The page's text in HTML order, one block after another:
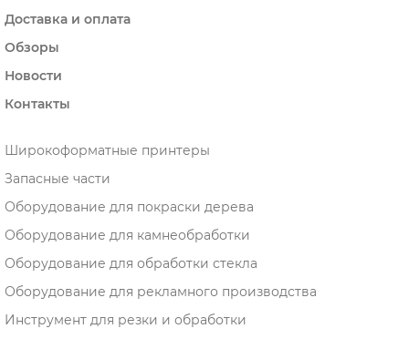
Доставка и оплата
Обзоры
Новости
Контакты
Широкоформатные принтеры
Запасные части
Оборудование для покраски дерева
Оборудование для камнеобработки
Оборудование для обработки стекла
Оборудование для рекламного производства
Инструмент для резки и обработки